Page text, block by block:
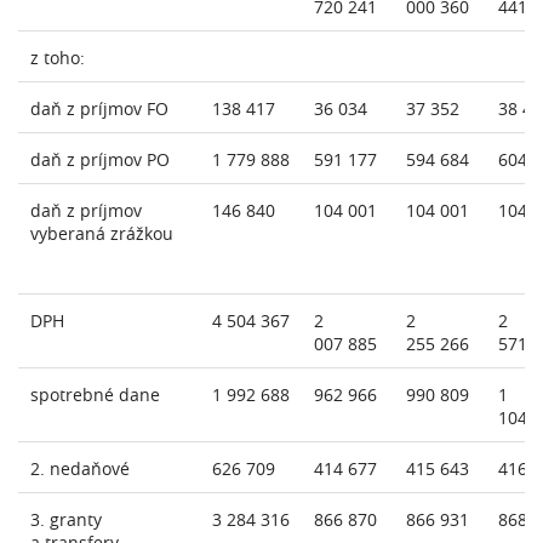
720 241 000 360 441
z toho:
daň z príjmov FO 138 417 36 034 37 352 38
daň z príjmov PO 1 779 888 591 177 594 684 604
daň z príjmov
vyberaná zrážkou
146 840 104 001 104 001 104
DPH 4 504 367
2
007 885
2
255 266
2
571
spotrebné dane 1 992 688 962 966 990 809
1
104
2. nedaňové 626 709 414 677 415 643 416
3. granty
3 284 316 866 870 866 931 868